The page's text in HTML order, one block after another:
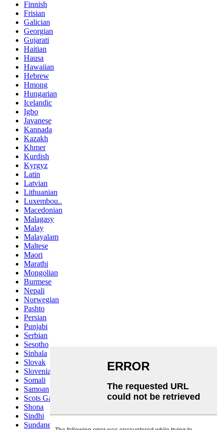
Finnish
Frisian
Galician
Georgian
Gujarati
Haitian
Hausa
Hawaiian
Hebrew
Hmong
Hungarian
Icelandic
Igbo
Javanese
Kannada
Kazakh
Khmer
Kurdish
Kyrgyz
Latin
Latvian
Lithuanian
Luxembou..
Macedonian
Malagasy
Malay
Malayalam
Maltese
Maori
Marathi
Mongolian
Burmese
Nepali
Norwegian
Pashto
Persian
Punjabi
Serbian
Sesotho
Sinhala
Slovak
Slovenian
Somali
Samoan
Scots Gaelic
Shona
Sindhi
Sundanese